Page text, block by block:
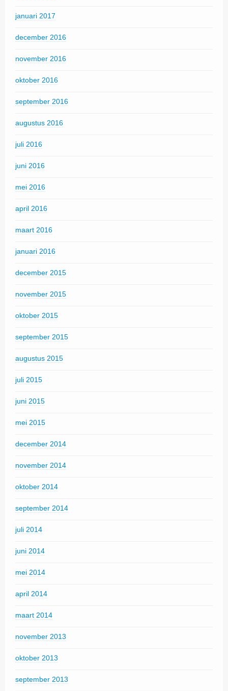
januari 2017
december 2016
november 2016
oktober 2016
september 2016
augustus 2016
juli 2016
juni 2016
mei 2016
april 2016
maart 2016
januari 2016
december 2015
november 2015
oktober 2015
september 2015
augustus 2015
juli 2015
juni 2015
mei 2015
december 2014
november 2014
oktober 2014
september 2014
juli 2014
juni 2014
mei 2014
april 2014
maart 2014
november 2013
oktober 2013
september 2013